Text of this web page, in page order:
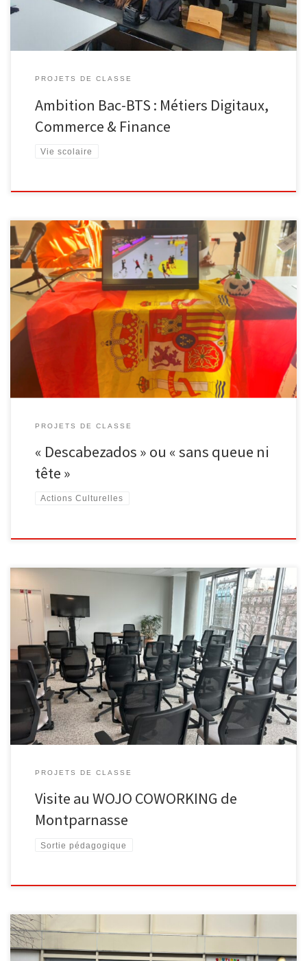
PROJETS DE CLASSE
Ambition Bac-BTS : Métiers Digitaux,
Commerce & Finance
Vie scolaire
[…]
PROJETS DE CLASSE
« Descabezados » ou « sans queue ni
tête »
Actions Culturelles
[…]
PROJETS DE CLASSE
Visite au WOJO COWORKING de
Montparnasse
Sortie pédagogique